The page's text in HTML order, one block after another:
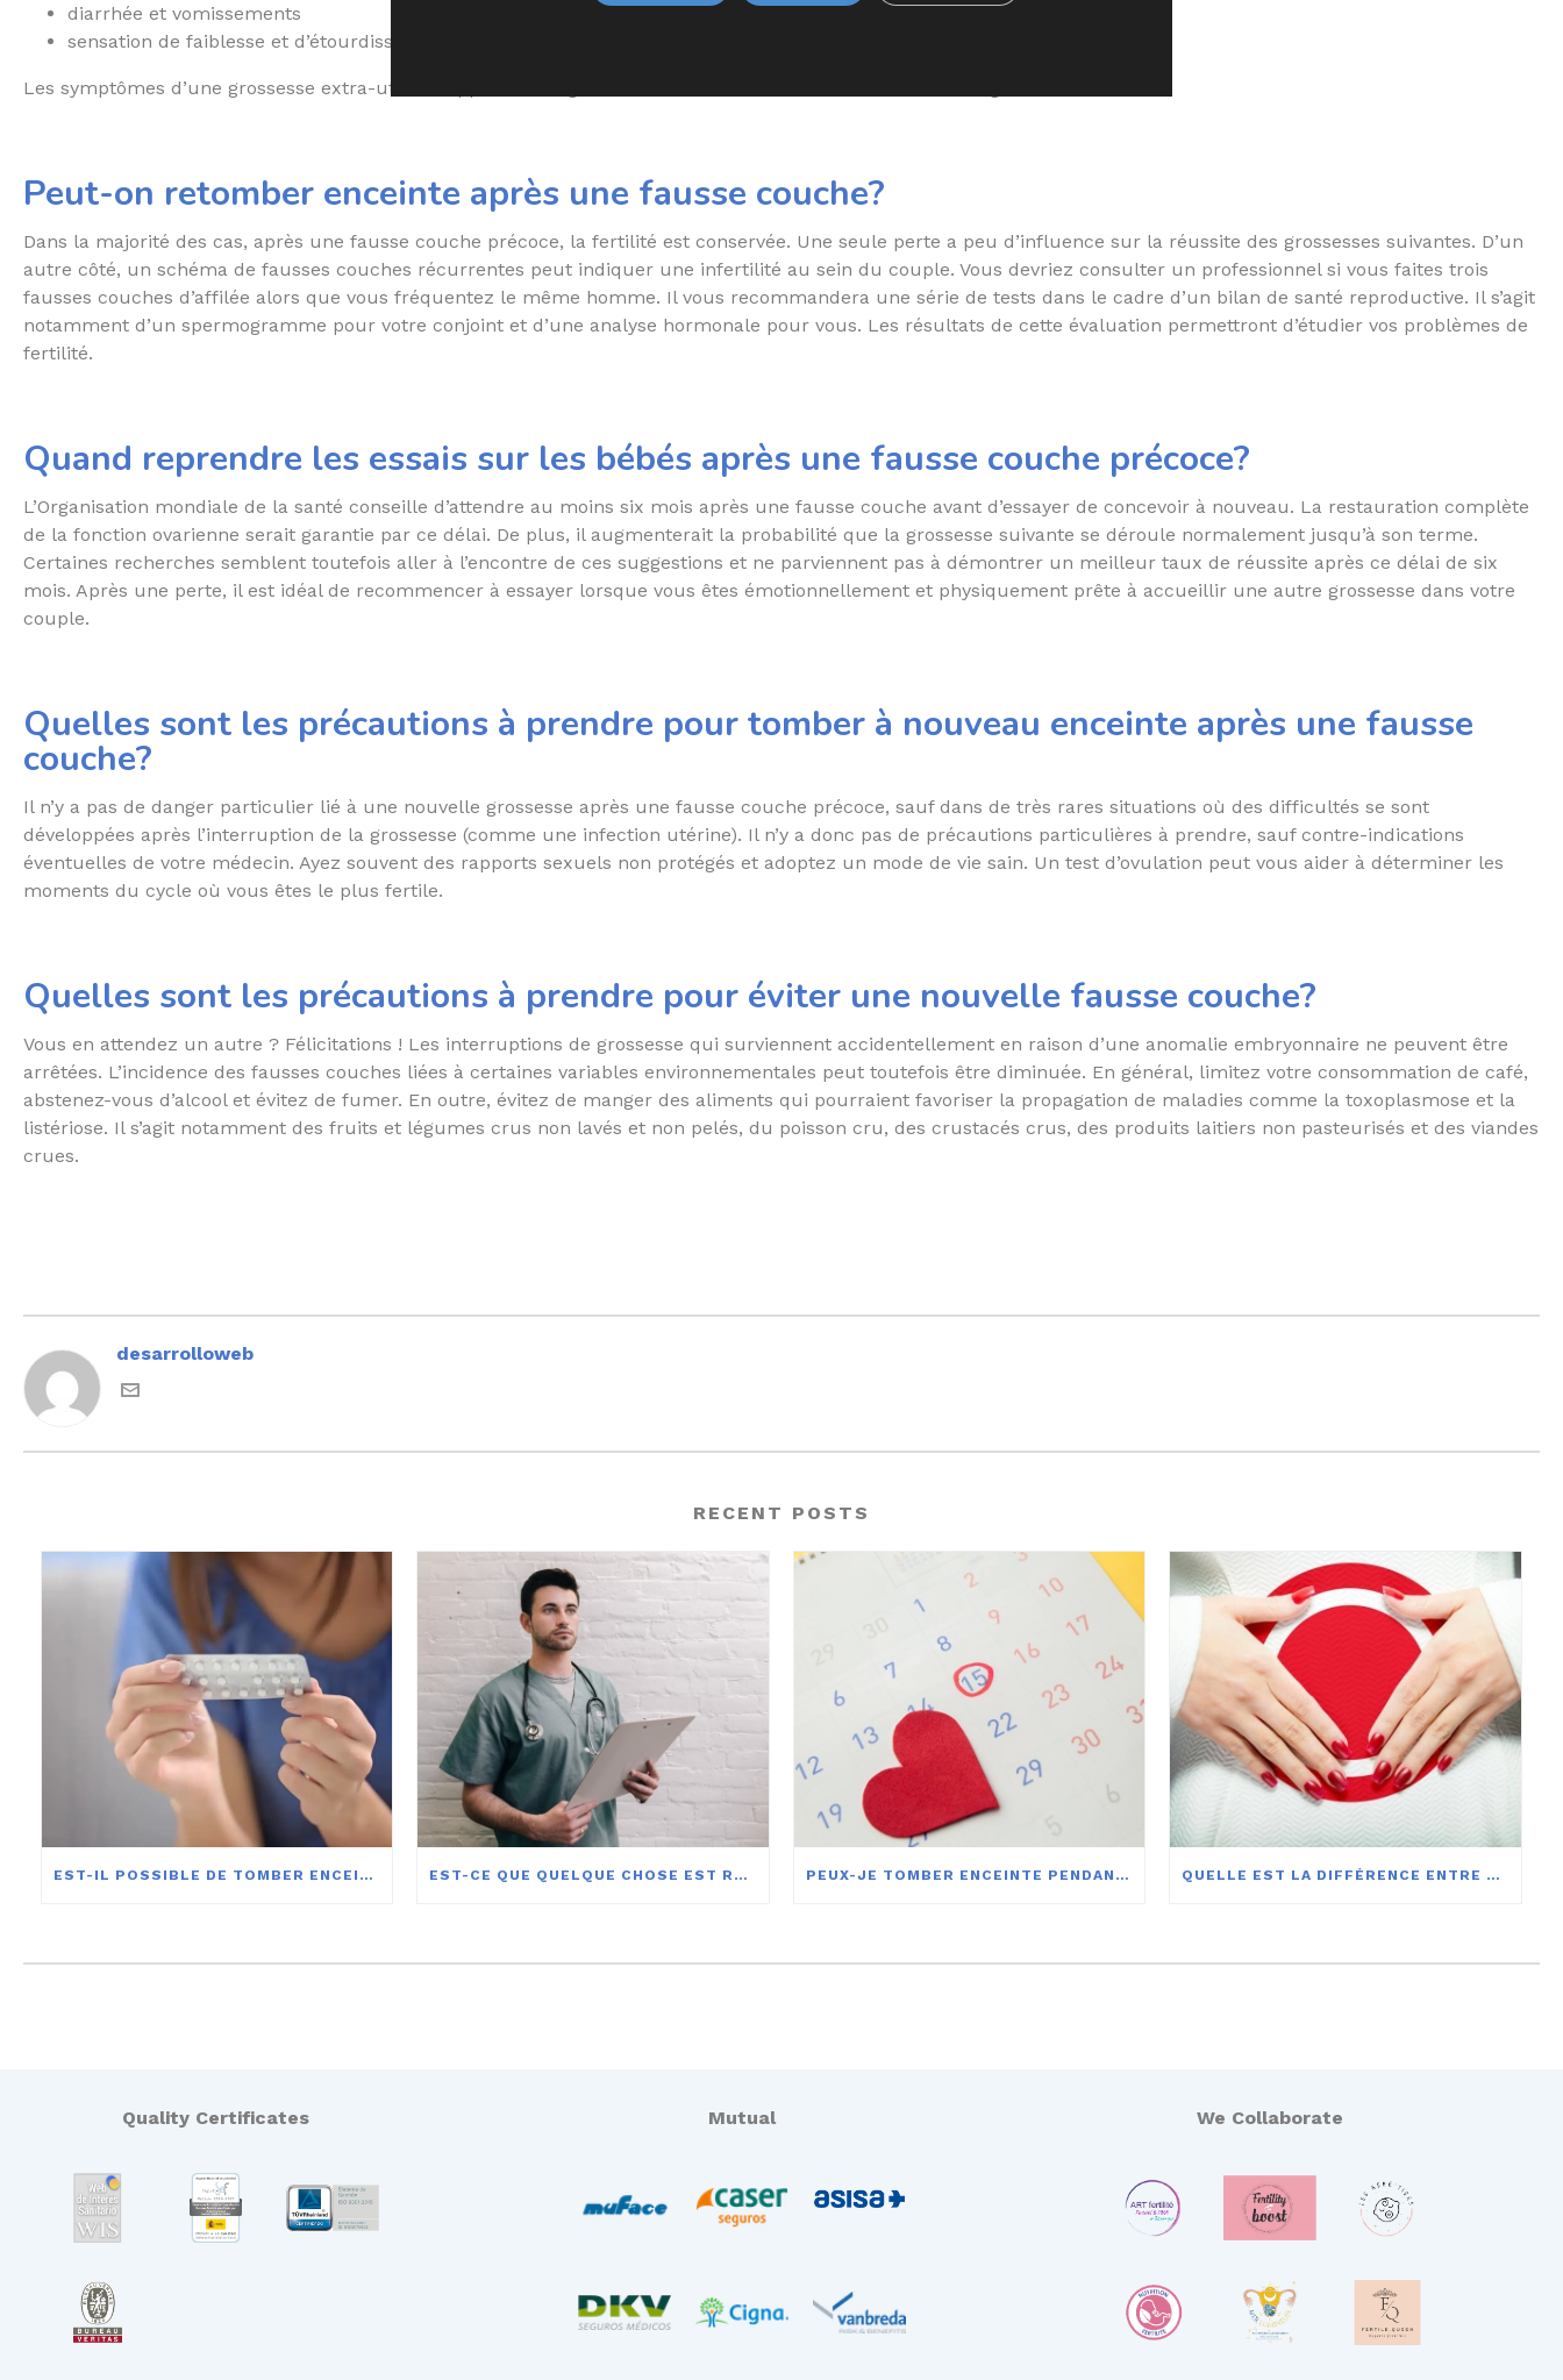
diarrhée et vomissements
sensation de faiblesse et d’étourdissement, voire évanouissement
Les symptômes d’une grossesse extra-utérine apparaissent généralement entre les semaines 5 et 14 de la grossesse.
Peut-on retomber enceinte après une fausse couche?
Dans la majorité des cas, après une fausse couche précoce, la fertilité est conservée. Une seule perte a peu d’influence sur la réussite des grossesses suivantes. D’un
autre côté, un schéma de fausses couches récurrentes peut indiquer une infertilité au sein du couple. Vous devriez consulter un professionnel si vous faites trois
fausses couches d’affilée alors que vous fréquentez le même homme. Il vous recommandera une série de tests dans le cadre d’un bilan de santé reproductive. Il s’agit
notamment d’un spermogramme pour votre conjoint et d’une analyse hormonale pour vous. Les résultats de cette évaluation permettront d’étudier vos problèmes de
fertilité.
Quand reprendre les essais sur les bébés après une fausse couche précoce?
L’Organisation mondiale de la santé conseille d’attendre au moins six mois après une fausse couche avant d’essayer de concevoir à nouveau. La restauration complète
de la fonction ovarienne serait garantie par ce délai. De plus, il augmenterait la probabilité que la grossesse suivante se déroule normalement jusqu’à son terme.
Certaines recherches semblent toutefois aller à l’encontre de ces suggestions et ne parviennent pas à démontrer un meilleur taux de réussite après ce délai de six
mois. Après une perte, il est idéal de recommencer à essayer lorsque vous êtes émotionnellement et physiquement prête à accueillir une autre grossesse dans votre
couple.
Quelles sont les précautions à prendre pour tomber à nouveau enceinte après une fausse
couche?
Il n’y a pas de danger particulier lié à une nouvelle grossesse après une fausse couche précoce, sauf dans de très rares situations où des difficultés se sont
développées après l’interruption de la grossesse (comme une infection utérine). Il n’y a donc pas de précautions particulières à prendre, sauf contre-indications
éventuelles de votre médecin. Ayez souvent des rapports sexuels non protégés et adoptez un mode de vie sain. Un test d’ovulation peut vous aider à déterminer les
moments du cycle où vous êtes le plus fertile.
Quelles sont les précautions à prendre pour éviter une nouvelle fausse couche?
Vous en attendez un autre ? Félicitations ! Les interruptions de grossesse qui surviennent accidentellement en raison d’une anomalie embryonnaire ne peuvent être
arrêtées. L’incidence des fausses couches liées à certaines variables environnementales peut toutefois être diminuée. En général, limitez votre consommation de café,
abstenez-vous d’alcool et évitez de fumer. En outre, évitez de manger des aliments qui pourraient favoriser la propagation de maladies comme la toxoplasmose et la
listériose. Il s’agit notamment des fruits et légumes crus non lavés et non pelés, du poisson cru, des crustacés crus, des produits laitiers non pasteurisés et des viandes
crues.
desarrolloweb
RECENT POSTS
EST-IL POSSIBLE DE TOMBER ENCEINTE AVEC LA PILULE CONTRACEPTIVE ? EST-CE QUE QUELQUE CHOSE EST RESSENTI LORSQU’UN OVULE EST FÉCONDÉ ? PEUX-JE TOMBER ENCEINTE PENDANT LES JOURS NON FERTILES? QUELLE EST LA DIFFÉRENCE ENTRE LES RÈGLES ET LES SAIGNEMENTS D’IMPLANTATION ?
Quality Certificates Mutual We Collaborate